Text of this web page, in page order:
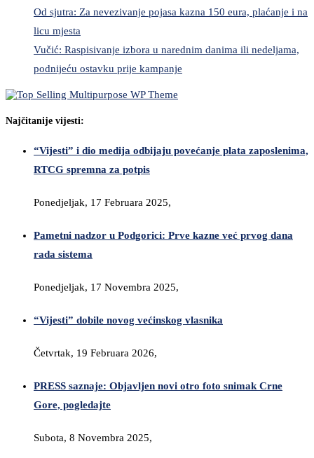
Od sjutra: Za nevezivanje pojasa kazna 150 eura, plaćanje i na
licu mjesta
Vučić: Raspisivanje izbora u narednim danima ili nedeljama,
podnijeću ostavku prije kampanje
Najčitanije vijesti:
“Vijesti” i dio medija odbijaju povećanje plata zaposlenima,
RTCG spremna za potpis
Ponedjeljak, 17 Februara 2025,
Pametni nadzor u Podgorici: Prve kazne već prvog dana
rada sistema
Ponedjeljak, 17 Novembra 2025,
“Vijesti” dobile novog većinskog vlasnika
Četvrtak, 19 Februara 2026,
PRESS saznaje: Objavljen novi otro foto snimak Crne
Gore, pogledajte
Subota, 8 Novembra 2025,